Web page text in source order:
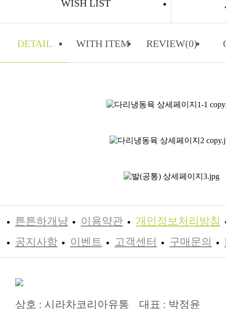
WISH LIST
DETAIL WITH ITEM REVIEW(0)
튼튼하개냥 이용약관
개인정보처리방침
공지사항
이벤트 고객센터 구매문의
상호 : 시라차코리아유통
대표 : 박정윤